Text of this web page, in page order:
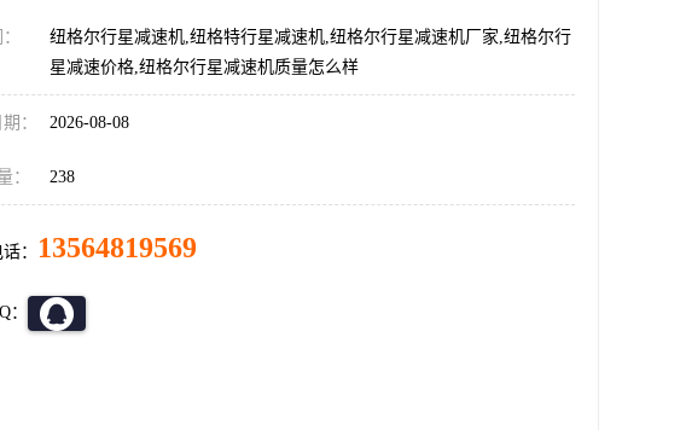
纽格尔行星减速机,纽格特行星减速机,纽格尔行星减速机厂家,纽格尔行
星减速价格,纽格尔行星减速机质量怎么样
： 2026-08-08
： 238
： 13564819569
：